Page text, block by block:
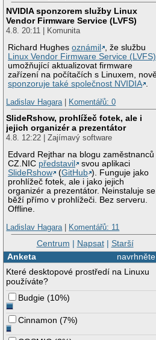
NVIDIA sponzorem služby Linux
Vendor Firmware Service (LVFS)
4.8. 20:11 | Komunita
Richard Hughesoznámil
, že službu
Linux Vendor Firmware Service (LVFS)
umožňující aktualizovat firmware
zařízení na počítačích s Linuxem,
sponzoruje také společnost NVIDIA .
Ladislav Hagara| Komentářů: 0
SlideRshow, prohlížeč fotek, ale i
jejich organizér a prezentátor
4.8. 12:22 | Zajímavý software
Edvard Rejthar na blogu zaměstnanců
CZ.NIC představil
svou aplikaci
SlideRshow
(GitHub ). Funguje jako
prohlížeč fotek, ale i jako jejich
organizér a prezentátor. Neinstaluje
běží přímo v prohlížeči. Bez serveru.
Offline.
Ladislav Hagara| Komentářů: 11
Centrum | Napsat| Starší
Anketa
Které desktopové prostředí na Linuxu
používáte?
Budgie (10%)
Cinnamon (7%)